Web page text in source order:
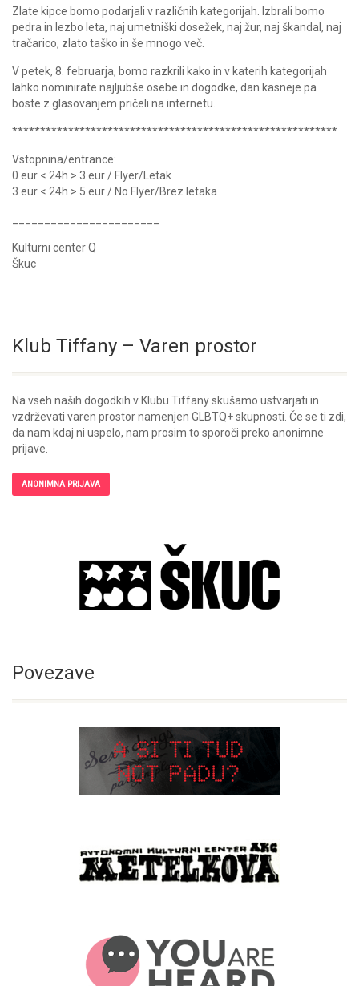
Zlate kipce bomo podarjali v različnih kategorijah. Izbrali bomo
pedra in lezbo leta, naj umetniški dosežek, naj žur, naj škandal, naj
tračarico, zlato taško in še mnogo več.
V petek, 8. februarja, bomo razkrili kako in v katerih kategorijah
lahko nominirate najljubše osebe in dogodke, dan kasneje pa
boste z glasovanjem pričeli na internetu.
**********************************************************
Vstopnina/entrance:
0 eur < 24h > 3 eur / Flyer/Letak
3 eur < 24h > 5 eur / No Flyer/Brez letaka
Kulturni center Q
Škuc
Klub Tiffany – Varen prostor
Na vseh naših dogodkih v Klubu Tiffany skušamo ustvarjati in
vzdrževati varen prostor namenjen GLBTQ+ skupnosti. Če se ti zdi,
da nam kdaj ni uspelo, nam prosim to sporoči preko anonimne
prijave.
ANONIMNA PRIJAVA
Povezave